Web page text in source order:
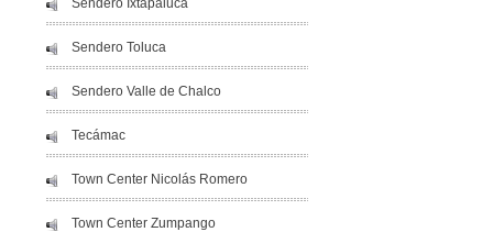
Sendero Ixtapaluca
Sendero Toluca
Sendero Valle de Chalco
Tecámac
Town Center Nicolás Romero
Town Center Zumpango